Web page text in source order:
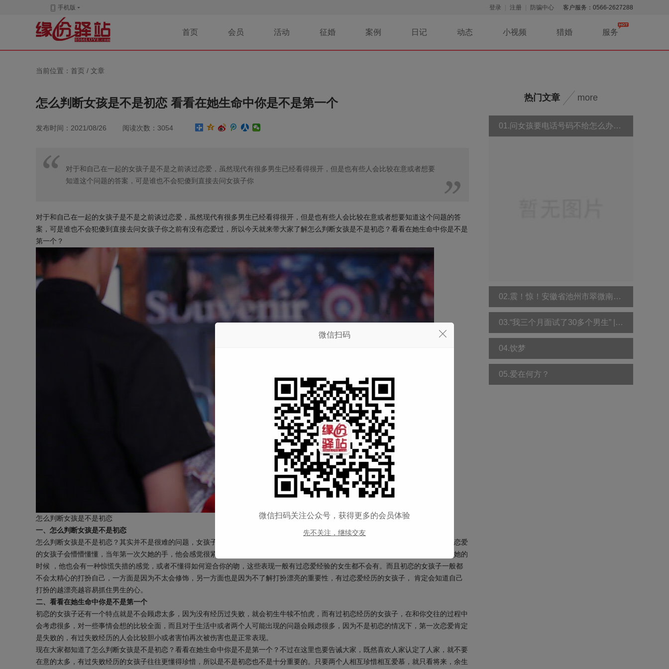
手机版 登录 注册 防骗中心 客户服务：0566-2627288
首页 会员 活动 征婚 案例 日记 动态 小视频 猎婚 服务
当前位置：首页 / 文章
怎么判断女孩是不是初恋 看看在她生命中你是不是第一个
发布时间：2021/08/26 阅读次数：3054
对于和自己在一起的女孩子是不是之前谈过恋爱，虽然现代有很多男生已经看得很开，但是也有些人会比较在意或者想要
知道这个问题的答案，可是谁也不会犯傻到直接去问女孩子你
对于和自己在一起的女孩子是不是之前谈过恋爱，虽然现代有很多男生已经看得很开，但是也有些人会比较在意或者想要知道这个问题的答
案，可是谁也不会犯傻到直接去问女孩子你之前有没有恋爱过，所以今天就来带大家了解怎么判断女孩是不是初恋？看看在她生命中你是不是
第一个？
怎么判断女孩是不是初恋
一、怎么判断女孩是不是初恋
怎么判断女孩是不是初恋？其实并不是很难的问题，女孩子如果之前有谈过恋爱，就会对恋爱中会出现一些程序比较有经验，而没有谈过恋爱
的女孩子会懵懵懂懂，当年第一次欠她的手，他会感觉很紧张，或者表现的很不自然，当你第一次约会她她也会不知所措，你以第一次吻她的
时候 ，他也会有一种惊慌失措的感觉，或者不懂得如何迎合你的吻，这些表现一般有过恋爱经验的女生都不会有。而且初恋的女孩子一般都
不会太精心的打扮自己，一方面是因为不太会修饰，另一方面也是因为不了解打扮漂亮的重要性，有过恋爱经历的女孩子， 肯定会知道自己
打扮的越漂亮越容易抓住男生的心。
二、看看在她生命中你是不是第一个
初恋的女孩子还有一个特点就是不会顾虑太多，因为没有经历过失败，就会初生牛犊不怕虎，而有过初恋经历的女孩子，在和你交往的过程中
会考虑很多，对一些事情会想的比较全面，而且对于生活中或者两个人可能出现的问题会顾虑很多，因为不是初恋的情况下，第一次恋爱肯定
是失败的，有过失败经历的人会比较胆小或者害怕再次被伤害也是正常表现。
现在大家都知道了怎么判断女孩是不是初恋？看看在她生命中你是不是第一个？不过在这里也要告诫大家，既然喜欢人家认定了人家，就不要
在意的太多，有过失败经历的女孩子往往更懂得珍惜，所以是不是初恋也不是十分重要的。只要两个人相互珍惜相互爱慕，就只看将来，余生
热门文章 more
01.问女孩要电话号码不给怎么办？为什么女孩子不给你号码
02.震！惊！安徽省池州市翠微南苑小区发生惨案：贵池卫生局一原副局长妻儿家中双双遇害！
03.“我三个月面试了30多个男生” | 追求真爱的人，后来都怎么样了？
04.饮梦
05.爱在何方？
微信扫码
微信扫码关注公众号，获得更多的会员体验
先不关注，继续交友